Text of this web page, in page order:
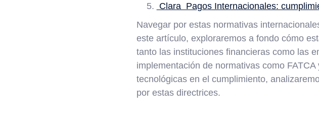
Clara Pagos Internacionales:
Navegar por estas normativas
este artículo, exploraremos a fondo cómo
tanto las instituciones financieras como las
implementación de normativas como
tecnológicas en el cumplimiento,
por estas directrices.